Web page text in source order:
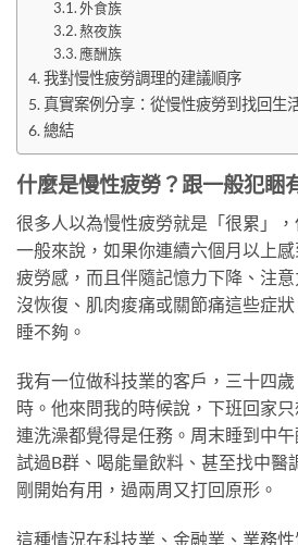
外食族
熬夜族
應酬族
我對慢性疲勞調理的建議順序
真實案例分享：從慢性疲勞到找回生
總結
什麼是慢性疲勞？跟一般犯睏
很多人以為慢性疲勞就是「很累」
一般來說，如果你連續六個月以上
疲勞感，而且伴隨記憶力下降、注
沒恢復、肌肉痠痛或關節痛這些症
睡不夠。
我有一位做科技業的客戶，三十四
時。他來問我的時候說，下班回家
連洗澡都覺得是任務。周末睡到中
試過B群、喝能量飲料、甚至找中醫
剛開始有用，過兩周又打回原形。
這種情況在科技業、金融業、業務